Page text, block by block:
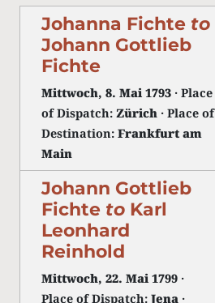
Johanna Fichte to
Johann Gottlieb
Fichte
Mittwoch, 8. Mai 1793 · Place
of Dispatch: Zürich · Place of
Destination: Frankfurt am
Main
Johann Gottlieb
Fichte to Karl
Leonhard
Reinhold
Mittwoch, 22. Mai 1799 ·
Place of Dispatch: Jena ·